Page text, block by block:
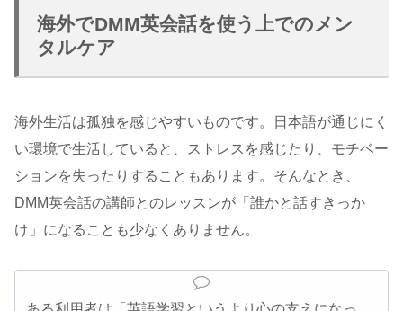
海外でDMM英会話を使う上でのメン
タルケア
海外生活は孤独を感じやすいものです。日本語が通じにく
い環境で生活していると、ストレスを感じたり、モチベー
ションを失ったりすることもあります。そんなとき、
DMM英会話の講師とのレッスンが「誰かと話すきっか
け」になることも少なくありません。